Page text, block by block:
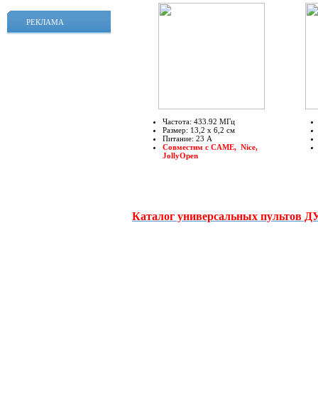
РЕКЛАМА
Частота: 433.92 МГц
Размер: 13,2 х 6,2 см
Питание: 23 А
Совместим с CAME, Nice,
JollyOpen
Каталог универсальных пультов